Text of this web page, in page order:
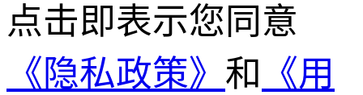
点击即表示您同意
《隐私政策》 和
《用